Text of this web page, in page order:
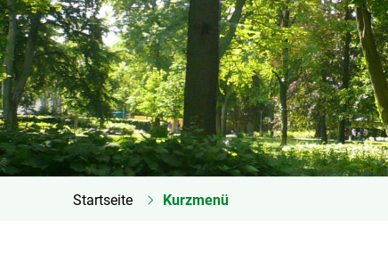
Startseite Kurzmenü